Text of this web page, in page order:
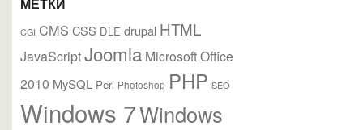
МЕТКИ
CGI CMS CSS DLE drupal HTML
JavaScriptJoomla Microsoft Office
2010 MySQL Perl Photoshop PHP SEO
Windows 7Windows